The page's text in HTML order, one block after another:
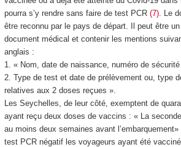
pourra s’y rendre sans faire de test PCR (7). Le
être reconnu par le pays de départ. Il peut être
document médical et contenir les mentions
anglais :
1. « Nom, date de naissance, numéro de sécurité
2. Type de test et date de prélèvement ou, type
relatives aux 2 doses reçues ».
Les Seychelles, de leur côté, exemptent de
ayant reçu deux doses de vaccins : « La
au moins deux semaines avant l’embarquement»
test PCR négatif les voyageurs ayant été